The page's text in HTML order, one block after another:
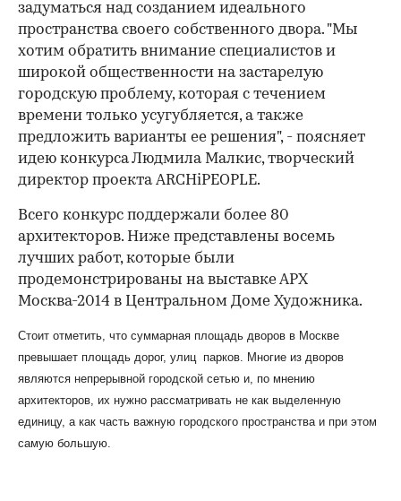
задуматься над созданием идеального
пространства своего собственного двора. "Мы
хотим обратить внимание специалистов и
широкой общественности на застарелую
городскую проблему, которая с течением
времени только усугубляется, а также
предложить варианты ее решения", - поясняет
идею конкурса Людмила Малкис, творческий
директор проекта ARCHiPEOPLE.
Всего конкурс поддержали более 80
архитекторов. Ниже представлены восемь
лучших работ, которые были
продемонстрированы на выставке АРХ
Москва-2014 в Центральном Доме Художника.
Стоит отметить, что суммарная площадь дворов в Москве
превышает площадь дорог, улиц парков. Многие из дворов
являются непрерывной городской сетью и, по мнению
архитекторов, их нужно рассматривать не как выделенную
единицу, а как часть важную городского пространства и при этом
самую большую.